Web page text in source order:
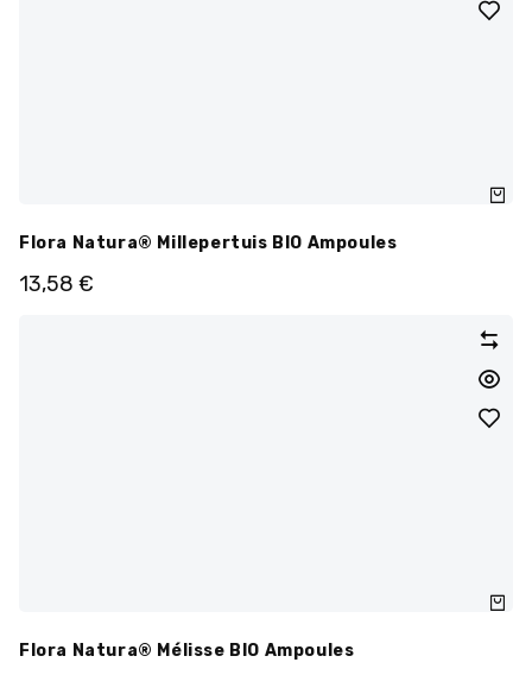
Flora Natura® Millepertuis BIO Ampoules
13,58 €
Flora Natura® Mélisse BIO Ampoules